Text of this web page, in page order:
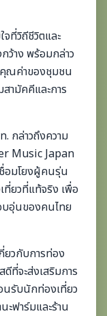
ที่วิถีชีวิตและ
ว้าง พร้อมกล่าว
คุณค่าของชุมชน
สามัคคีและการ
. กล่าวถึงความ
Music Japan
อมโยงผู้คนรุ่น
ยวที่แท้จริง เพื่อ
บอุ่นของคนไทย
ยวกับการท่อง
ดีที่จะส่งเสริมการ
นรับนักท่องเที่ยว
ฟาร์มและร้าน